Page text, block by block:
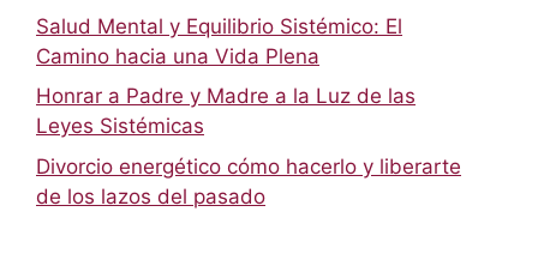
Salud Mental y Equilibrio Sistémico: El
Camino hacia una Vida Plena
Honrar a Padre y Madre a la Luz de las
Leyes Sistémicas
Divorcio energético cómo hacerlo y liberarte
de los lazos del pasado